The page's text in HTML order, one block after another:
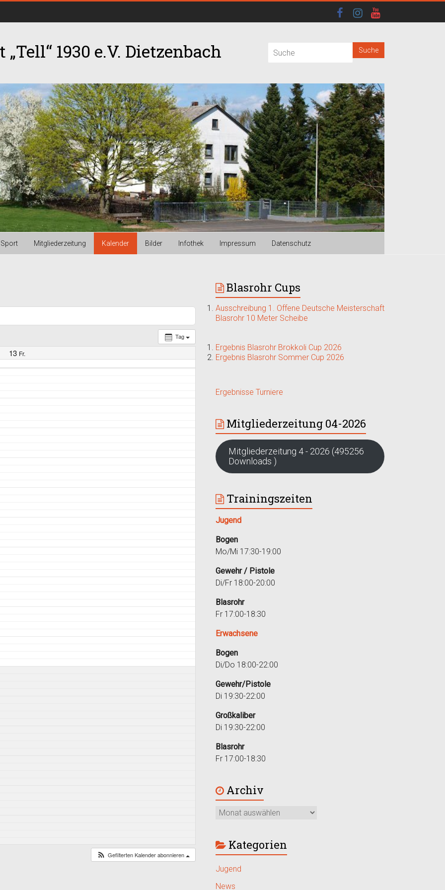
1930 e.V. Dietzenbach
Sport Mitgliederzeitung Kalender Bilder Infothek Impressum Datenschutz
Tag
13 Fr.
Gefilterten Kalender abonnieren
Blasrohr Cups
Ausschreibung 1. Offene Deutsche Meisterschaft
Blasrohr 10 Meter Scheibe
Ergebnis Blasrohr Brokkoli Cup 2026
Ergebnis Blasrohr Sommer Cup 2026
Ergebnisse Turniere
Mitgliederzeitung 04-2026
Mitgliederzeitung 4 - 2026 (495256
Downloads )
Trainingszeiten
Jugend
Bogen
Mo/Mi 17:30-19:00
Gewehr / Pistole
Di/Fr 18:00-20:00
Blasrohr
Fr 17:00-18:30
Erwachsene
Bogen
Di/Do 18:00-22:00
Gewehr/Pistole
Di 19:30-22:00
Großkaliber
Di 19:30-22:00
Blasrohr
Fr 17:00-18:30
Archiv
Kategorien
Jugend
News